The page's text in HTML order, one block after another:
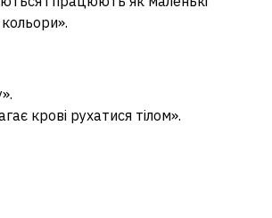
крові рухатися тілом».